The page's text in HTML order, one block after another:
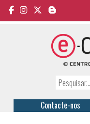
Contacte-nos